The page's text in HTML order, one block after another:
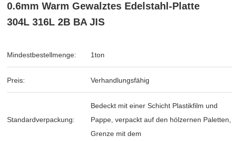
0.6mm Warm Gewalztes Edelstahl-Platte
304L 316L 2B BA JIS
Mindestbestellmenge: 1ton
Preis: Verhandlungsfähig
Standardverpackung:
Bedeckt mit einer Schicht Plastikfilm und
Pappe, verpackt auf den hölzernen Paletten,
Grenze mit dem